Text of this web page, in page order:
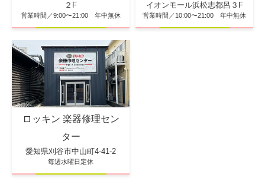
２F
営業時間／9:00〜21:00 年中無休
イオンモール浜松志都呂３F
営業時間／10:00〜21:00 年中無休
ロッキン 楽器修理セン
ター
愛知県刈谷市中山町4-41-2
毎週水曜日定休